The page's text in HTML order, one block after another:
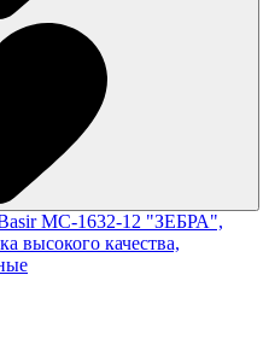
МС-1632-12 "ЗЕБРА",
высокого качества,